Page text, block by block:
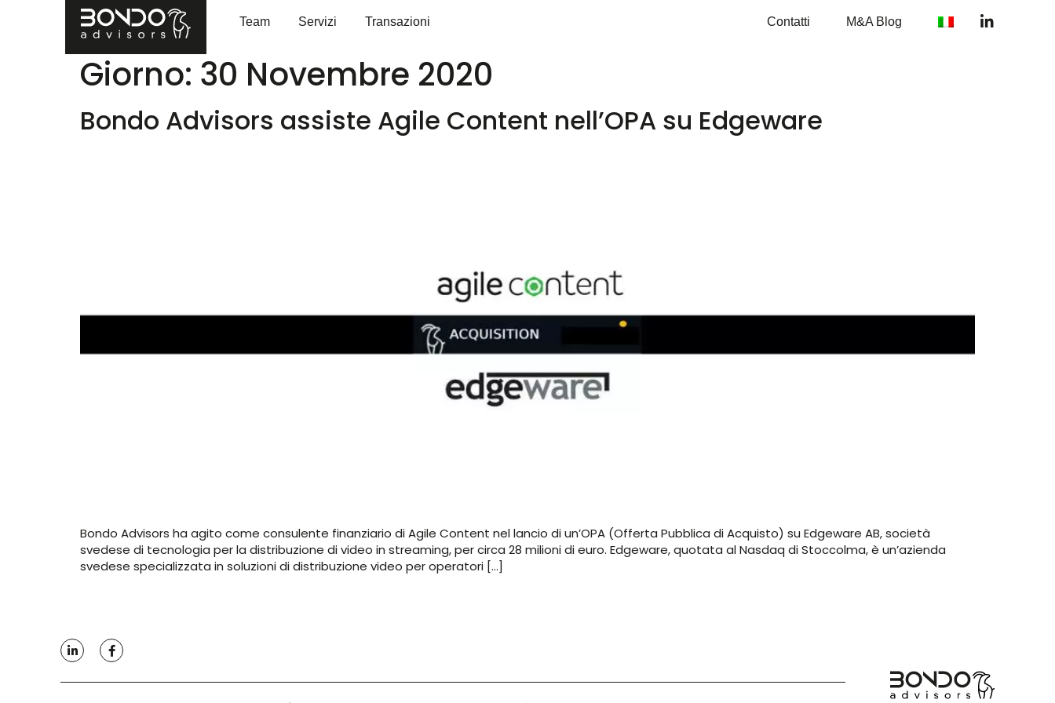
Team Servizi Transazioni Contatti M&A Blog
Giorno: 30 Novembre 2020
Bondo Advisors assiste Agile Content nell’OPA su Edgeware
Bondo Advisors ha agito come consulente finanziario di Agile Content nel lancio di un’OPA (Offerta Pubblica di Acquisto) su Edgeware AB, società
svedese di tecnologia per la distribuzione di video in streaming, per circa 28 milioni di euro. Edgeware, quotata al Nasdaq di Stoccolma, è un’azienda
svedese specializzata in soluzioni di distribuzione video per operatori […]